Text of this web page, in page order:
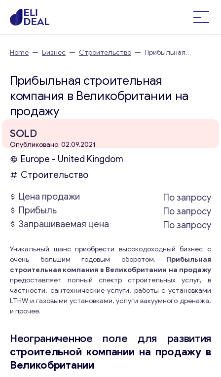
Home — Бизнес — Строительство — Прибыльная
Прибыльная строительная
компания в Великобритании на
продажу
SOLD
Опубликовано: 02.09.2021
Europe - United Kingdom
Строительство
Цена продажи
По запросу
Прибыль
По запросу
Запрашиваемая цена
По запросу
Уникальный шанс приобрести высокодоходный бизнес с
очень большим годовым оборотом. Прибыльная
строительная компания в Великобритании на продажу
предоставляет полный спектр строительных услуг, в
частности, сантехнические услуги, работы с установками
LTHW и газовыми установками, услуги вакуумного дренажа,
и прочее.
Неограниченное поле для развития
строительной компании на продажу в
Великобритании